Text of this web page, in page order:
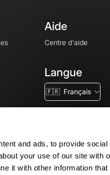
and ads, to provide
your use of our site with
it with other information that
Aide
Centre d'aide
Langue
🇫🇷 Français